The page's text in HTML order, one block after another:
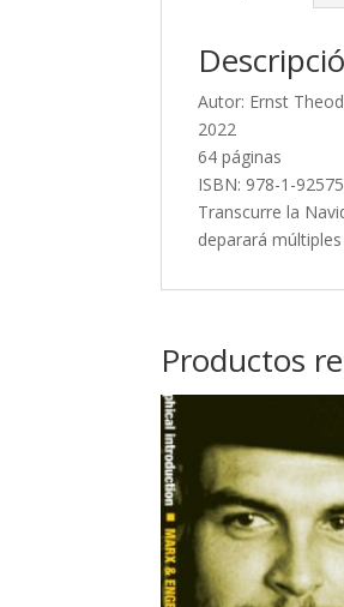
Autor: Ernst
2022
64 páginas
ISBN: 978-1-
Transcurre la
deparará
Productos